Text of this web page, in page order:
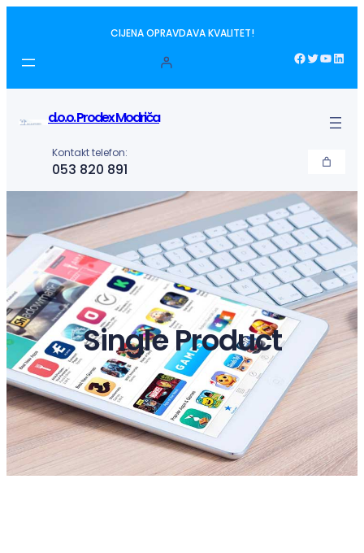
sadržaj
CIJENA OPRAVDAVA KVALITET!
Facebook Twitter YouTube LinkedIn
d.o.o. Prodex Modriča
Kontakt telefon:
053 820 891
Single Product